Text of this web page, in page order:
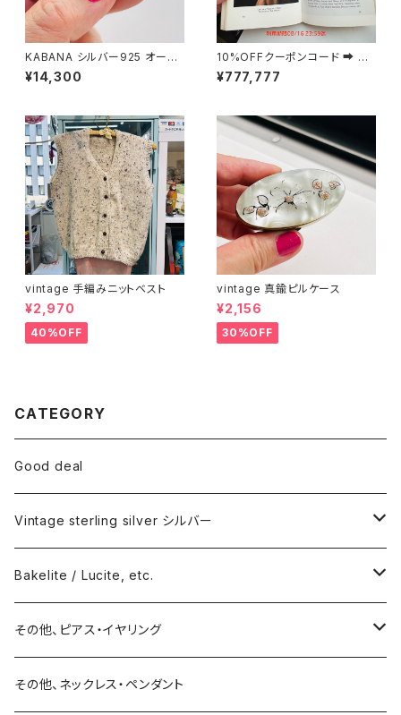
KABANA シルバー925 オーガ
ニックフォームリング（11号）
¥14,300
10%OFFクーポンコード ➡︎ Mil
osale10
¥777,777
vintage 手編みニットベスト
¥2,970
40%OFF
vintage 真鍮ピルケース
¥2,156
30%OFF
CATEGORY
Good deal
Vintage sterling silver シルバー
ネックレス
バングル・ブレスレット
リング
Bakelite / Lucite, etc.
ピアス・イヤリング
リング
その他、ピアス・イヤリング
ピアス
その他、ネックレス・ペンダント